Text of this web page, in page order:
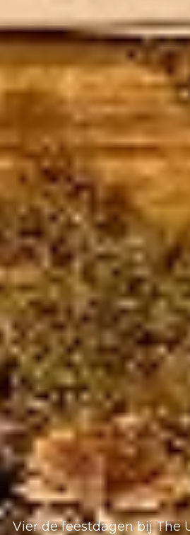
Vier de feestdagen bij The